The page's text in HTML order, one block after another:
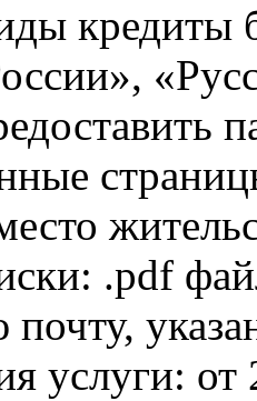
кредиты
.pdf
почту,
услуги: от